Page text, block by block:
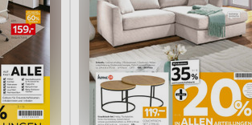
Informationen identifizieren